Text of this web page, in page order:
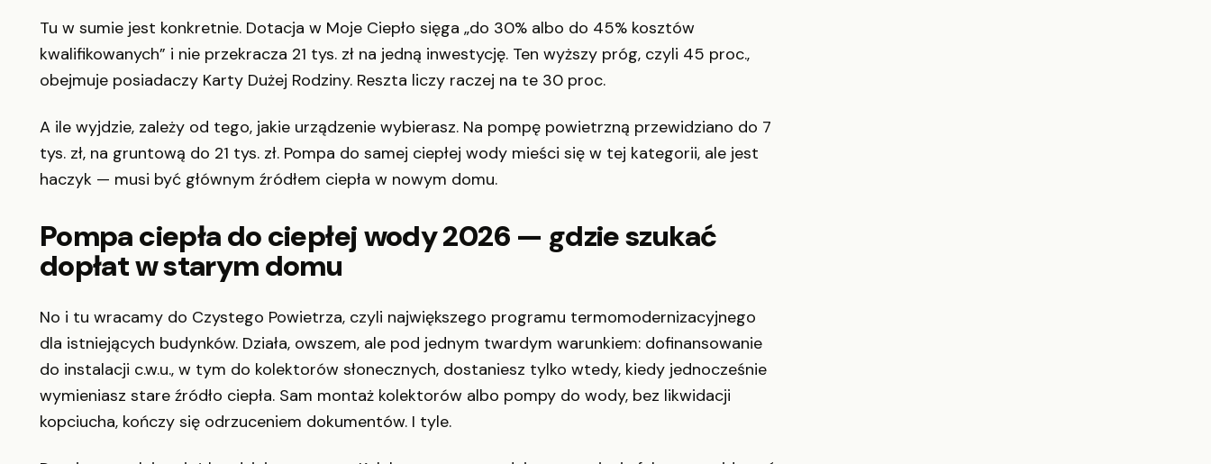
Tu w sumie jest konkretnie. Dotacja w Moje Ciepło sięga „do 30% albo do 45% kosztów
kwalifikowanych” i nie przekracza 21 tys. zł na jedną inwestycję. Ten wyższy próg, czyli 45 proc.,
obejmuje posiadaczy Karty Dużej Rodziny. Reszta liczy raczej na te 30 proc.
A ile wyjdzie, zależy od tego, jakie urządzenie wybierasz. Na pompę powietrzną przewidziano do 7
tys. zł, na gruntową do 21 tys. zł. Pompa do samej ciepłej wody mieści się w tej kategorii, ale jest
haczyk — musi być głównym źródłem ciepła w nowym domu.
Pompa ciepła do ciepłej wody 2026 — gdzie szukać
dopłat w starym domu
No i tu wracamy do Czystego Powietrza, czyli największego programu termomodernizacyjnego
dla istniejących budynków. Działa, owszem, ale pod jednym twardym warunkiem: dofinansowanie
do instalacji c.w.u., w tym do kolektorów słonecznych, dostaniesz tylko wtedy, kiedy jednocześnie
wymieniasz stare źródło ciepła. Sam montaż kolektorów albo pompy do wody, bez likwidacji
kopciucha, kończy się odrzuceniem dokumentów. I tyle.